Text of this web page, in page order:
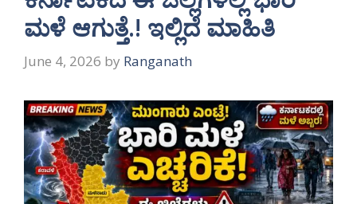
ಮಳೆ ಆಗುತ್ತೆ.! ಇಲ್ಲಿದೆ ಮಾಹಿತಿ
June 4, 2026 by Ranganath